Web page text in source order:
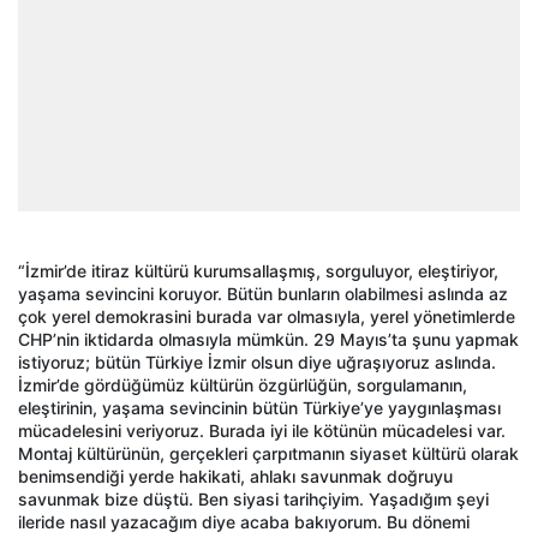
“İzmir’de itiraz kültürü kurumsallaşmış, sorguluyor, eleştiriyor,
yaşama sevincini koruyor. Bütün bunların olabilmesi aslında az
çok yerel demokrasini burada var olmasıyla, yerel yönetimlerde
CHP’nin iktidarda olmasıyla mümkün. 29 Mayıs’ta şunu yapmak
istiyoruz; bütün Türkiye İzmir olsun diye uğraşıyoruz aslında.
İzmir’de gördüğümüz kültürün özgürlüğün, sorgulamanın,
eleştirinin, yaşama sevincinin bütün Türkiye’ye yaygınlaşması
mücadelesini veriyoruz. Burada iyi ile kötünün mücadelesi var.
Montaj kültürünün, gerçekleri çarpıtmanın siyaset kültürü olarak
benimsendiği yerde hakikati, ahlakı savunmak doğruyu
savunmak bize düştü. Ben siyasi tarihçiyim. Yaşadığım şeyi
ileride nasıl yazacağım diye acaba bakıyorum. Bu dönemi